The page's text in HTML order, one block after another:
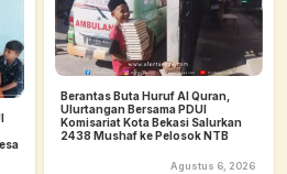
Berantas Buta Huruf Al Quran,
Ulurtangan Bersama PDUI
Komisariat Kota Bekasi Salurkan
2438 Mushaf ke Pelosok NTB
Agustus 6, 2026